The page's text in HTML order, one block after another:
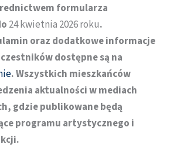
formularza
24 kwietnia 2026 roku.
oraz dodatkowe informacje
dostępne są na
. Wszystkich mieszkańców
aktualności w mediach
gdzie publikowane będą
programu artystycznego i